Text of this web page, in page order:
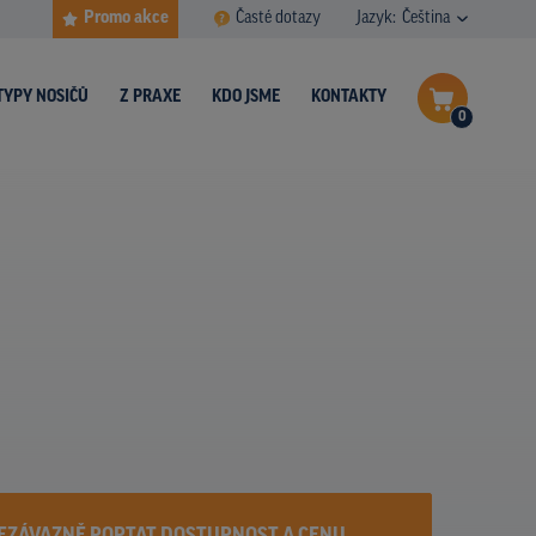
Promo akce Časté dotazy Jazyk: Čeština
0
NOSIČŮ Z PRAXE KDO JSME KONTAKTY